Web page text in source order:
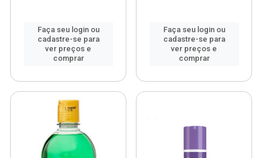
Faça seu login ou
cadastre-se para
ver preços e
comprar
Faça seu login ou
cadastre-se para
ver preços e
comprar